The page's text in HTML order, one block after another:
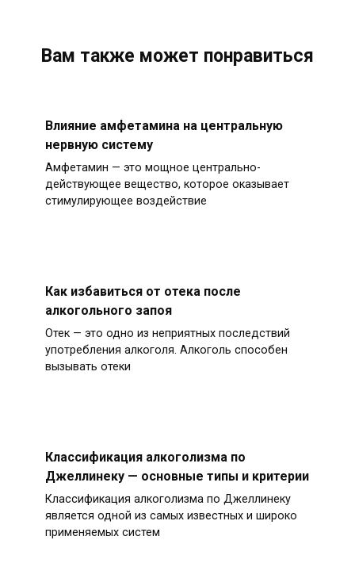
Вам также может понравиться
Влияние амфетамина на центральную
нервную систему
Амфетамин — это мощное центрально-
действующее вещество, которое оказывает
стимулирующее воздействие
Как избавиться от отека после
алкогольного запоя
Отек — это одно из неприятных последствий
употребления алкоголя. Алкоголь способен
вызывать отеки
Классификация алкоголизма по
Джеллинеку — основные типы и критерии
Классификация алкоголизма по Джеллинеку
является одной из самых известных и широко
применяемых систем